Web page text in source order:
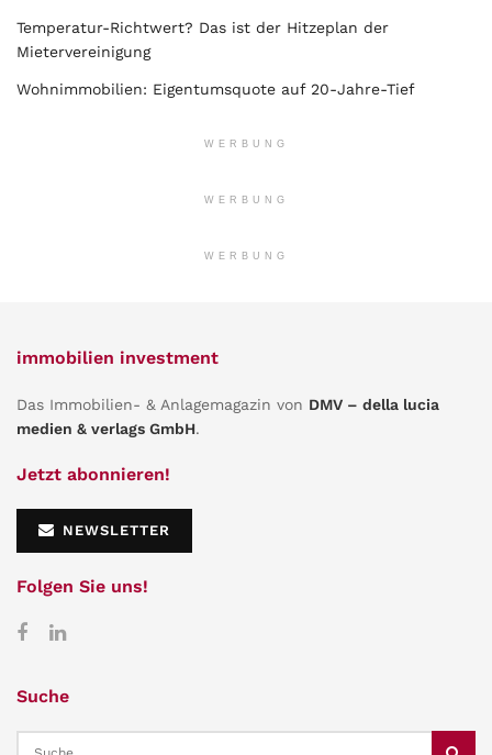
Temperatur-Richtwert? Das ist der Hitzeplan der
Mietervereinigung
Wohnimmobilien: Eigentumsquote auf 20-Jahre-Tief
WERBUNG
WERBUNG
WERBUNG
immobilien investment
Das Immobilien- & Anlagemagazin von DMV – della lucia
medien & verlags GmbH.
Jetzt abonnieren!
NEWSLETTER
Folgen Sie uns!
Suche